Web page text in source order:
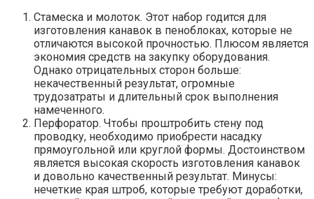
Стамеска и молоток. Этот набор годится для
изготовления канавок в пеноблоках, которые не
отличаются высокой прочностью. Плюсом является
экономия средств на закупку оборудования.
Однако отрицательных сторон больше:
некачественный результат, огромные
трудозатраты и длительный срок выполнения
намеченного.
Перфоратор. Чтобы проштробить стену под
проводку, необходимо приобрести насадку
прямоугольной или круглой формы. Достоинством
является высокая скорость изготовления канавок
и довольно качественный результат. Минусы:
нечеткие края штроб, которые требуют доработки,